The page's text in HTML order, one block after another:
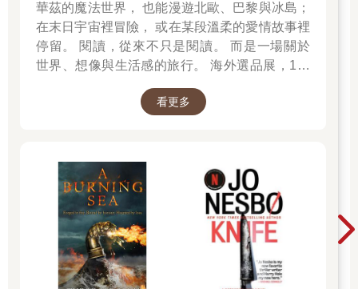
華茲的魔法世界， 也能漫遊北歐、巴黎與冰島；
在末日宇宙裡冒險， 或在某段溫柔的愛情故事裡
停留。 閱讀，從來不只是閱讀。 而是一場關於
世界、想像與生活感的旅行。 海外選品展，1折
看更多